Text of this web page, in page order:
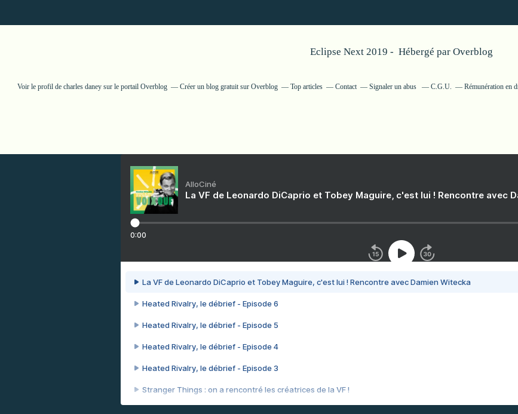
Eclipse Next 2019 - Hébergé par Overblog
Voir le profil de charles daneysur le portail Overblog Créer un blog gratuit sur Overblog Top articles Contact Signaler un abus C.G.U. Rémunération en
AlloCiné
La VF de Leonardo DiCaprio et Tobey Maguire, c'est lui ! Rencontre avec
0:00
La VF de Leonardo DiCaprio et Tobey Maguire, c'est lui ! Rencontre avec Damien Witecka
Heated Rivalry, le débrief - Episode 6
Heated Rivalry, le débrief - Episode 5
Heated Rivalry, le débrief - Episode 4
Heated Rivalry, le débrief - Episode 3
Stranger Things : on a rencontré les créatrices de la VF !